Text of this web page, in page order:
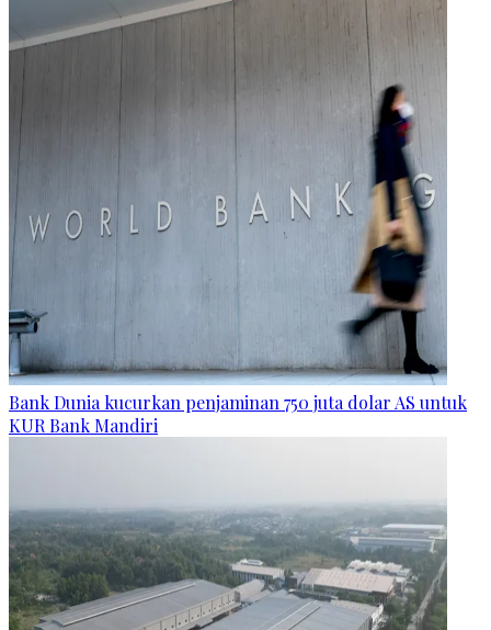
Bank Dunia kucurkan penjaminan 750 juta dolar AS untuk
KUR Bank Mandiri